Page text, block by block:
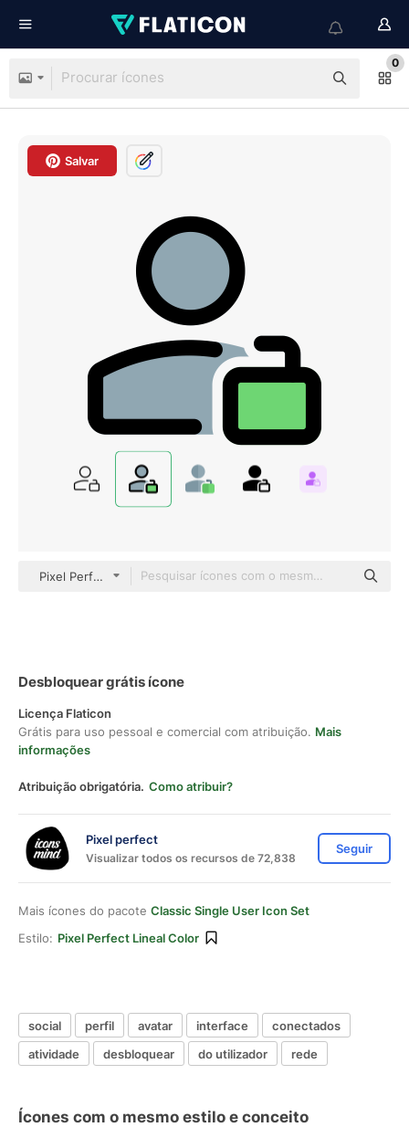
0
Salvar
Pixel Perfect Lineal Color
Desbloquear grátis ícone
Licença Flaticon
Grátis para uso pessoal e comercial com atribuição. Mais
informações
Atribuição obrigatória. Como atribuir?
Pixel perfect
Visualizar todos os recursos de 72,838
Seguir
Mais ícones do pacote Classic Single User Icon Set
Estilo: Pixel Perfect Lineal Color
social perfil avatar interface
conectados
atividade
desbloquear do utilizador rede
Ícones com o mesmo estilo e conceito